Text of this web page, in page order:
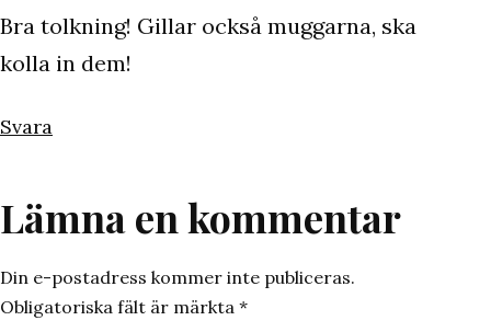
Bra tolkning! Gillar också muggarna, ska
kolla in dem!
Svara
Lämna en kommentar
Din e-postadress kommer inte publiceras.
Obligatoriska fält är märkta *